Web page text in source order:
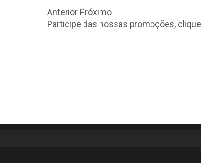
Anterior Próximo
Participe das nossas promoções, clique